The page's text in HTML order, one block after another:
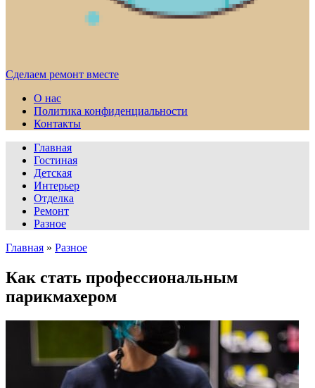
Сделаем ремонт вместе
О нас
Политика конфиденциальности
Контакты
Главная
Гостиная
Детская
Интерьер
Отделка
Ремонт
Разное
Главная » Разное
Как стать профессиональным
парикмахером